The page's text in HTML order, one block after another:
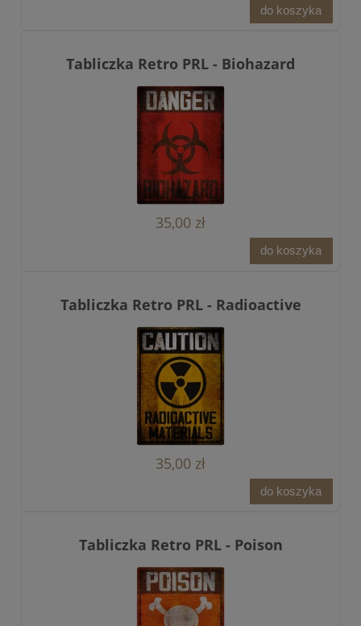
do koszyka
Tabliczka Retro PRL - Biohazard
35,00 zł
do koszyka
Tabliczka Retro PRL - Radioactive
35,00 zł
do koszyka
Tabliczka Retro PRL - Poison